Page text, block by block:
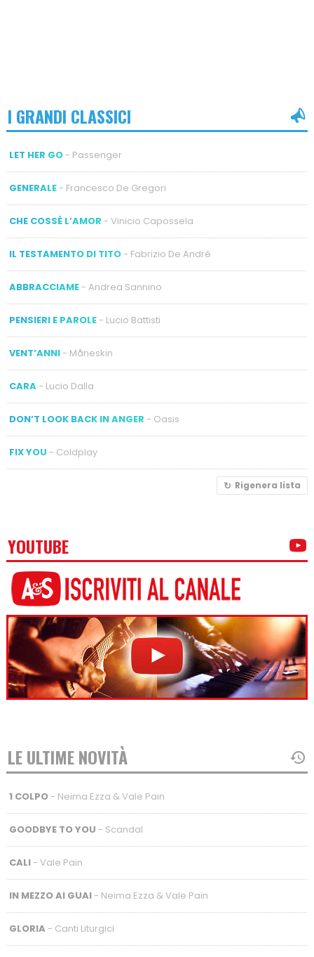
I GRANDI CLASSICI
LET HER GO- Passenger
GENERALE- Francesco De Gregori
CHE COSSÈ L’AMOR - Vinicio Capossela
IL TESTAMENTO DI TITO- Fabrizio De André
ABBRACCIAME- Andrea Sannino
PENSIERI E PAROLE- Lucio Battisti
VENT’ANNI- Måneskin
CARA- Lucio Dalla
DON’T LOOK BACK IN ANGER - Oasis
FIX YOU - Coldplay
Rigenera lista
YOUTUBE
LE ULTIME NOVITÀ
1 COLPO- Neima Ezza & Vale Pain
GOODBYE TO YOU - Scandal
CALI- Vale Pain
IN MEZZO AI GUAI- Neima Ezza & Vale Pain
GLORIA - Canti Liturgici